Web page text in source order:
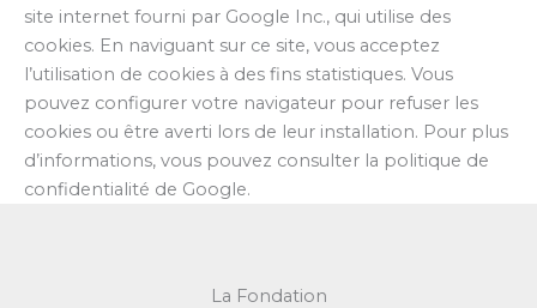
site internet fourni par Google Inc., qui utilise des
cookies. En naviguant sur ce site, vous acceptez
l’utilisation de cookies à des fins statistiques. Vous
pouvez configurer votre navigateur pour refuser les
cookies ou être averti lors de leur installation. Pour plus
d’informations, vous pouvez consulter la politique de
confidentialité de Google.
La Fondation